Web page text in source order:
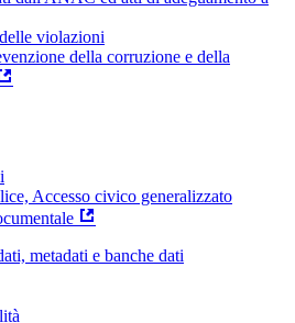
violazioni
della corruzione e della
Accesso civico generalizzato
metadati e banche dati